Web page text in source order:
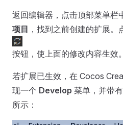
返回编辑器，点击顶部菜单栏
项目 ，找到之前创建的扩展。
按钮，使上面的修改内容生效。
若扩展已生效，在 Cocos
现一个 Develop 菜单，并带
所示：